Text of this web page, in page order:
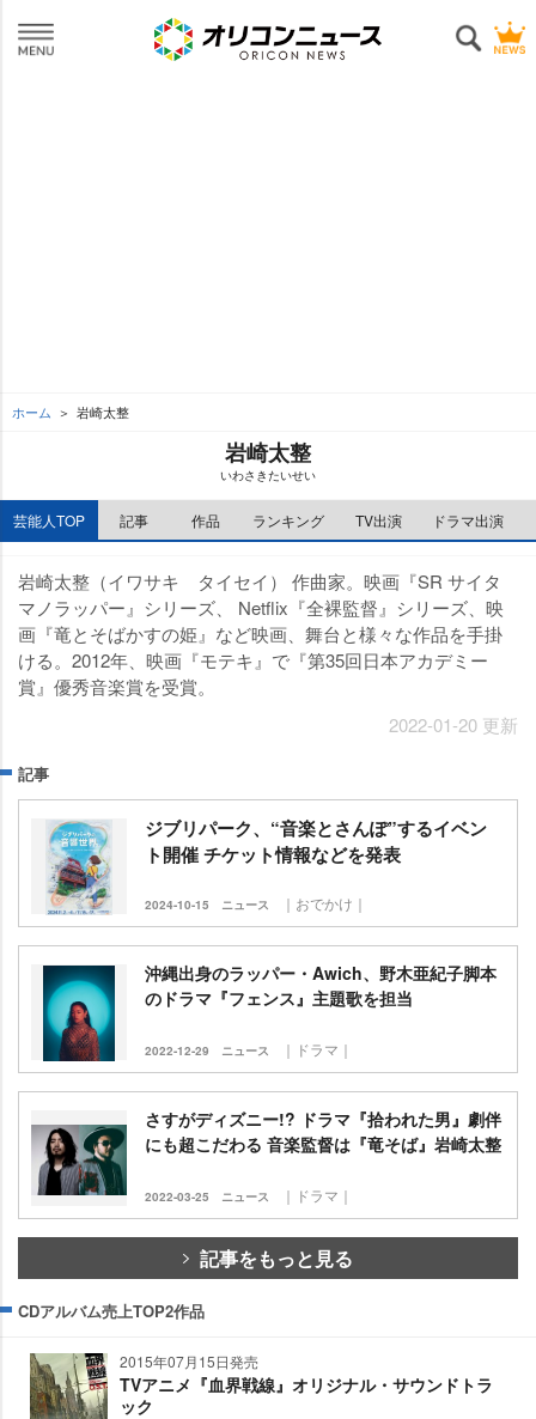
ホーム 崎太整
崎太整
いわさきたいせい
芸能人TOP 記事 作品 ランキング TV出演 ドラマ出演
崎太整（イワサキ タイセイ） 作曲家。映画『SR サイタ
マノラッパー』シリーズ、 Netflix『全裸監督』シリーズ、映
画『竜とそばかすの姫』など映画、舞台と様々な作品を手掛
ける。2012年、映画『モテキ』で『第35回日本アカデミー
賞』優秀音楽賞を受賞。
2022-01-20 更新
記事
ジブリパーク、“音楽とさんぽ”するイベン
ト開催 チケット情報などを発表
2024-10-15 ニュース ｜おでかけ｜
沖縄出身のラッパー・Awich、野木亜紀子脚本
のドラマ『フェンス』主題歌を担当
2022-12-29 ニュース ｜ドラマ｜
さすがディズニー!? ドラマ『拾われた男』劇伴
にも超こだわる 音楽監督は『竜そば』岩崎太整
2022-03-25 ニュース ｜ドラマ｜
記事をもっと見る
CDアルバム売上TOP2作品
2015年07月15日発売
TVアニメ『血界戦線』オリジナル・サウンドトラ
ック